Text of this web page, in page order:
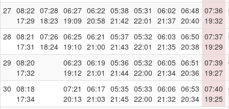
27 08:22
17:29
07:28
18:23
06:27
19:09
06:22
20:58
05:38
21:42
05:31
22:01
06:02
21:37
06:48
20:40
07:36
19:32
28 08:21
17:31
07:26
18:24
06:25
19:10
06:21
21:00
05:37
21:43
05:32
22:01
06:03
21:35
06:50
20:38
07:37
19:29
29 08:20
17:32
06:23
19:12
06:19
21:01
05:36
21:44
05:32
22:00
06:05
21:34
06:51
20:36
07:39
19:27
30 08:18
17:34
07:21
20:13
06:17
21:03
05:35
21:45
05:33
22:00
06:06
21:32
06:53
20:34
07:40
19:25